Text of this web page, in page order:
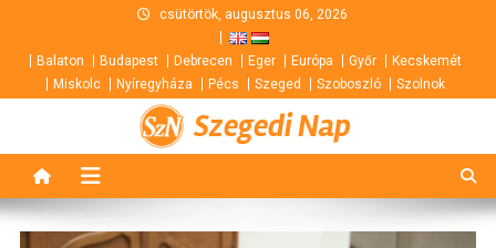
content
csütörtök, augusztus 06, 2026
Balaton Budapest Debrecen Eger Európa Győr
Kecskemét
Miskolc
Nyíregyháza Pécs Szeged Szoboszló Szolnok
Szegedi Nap